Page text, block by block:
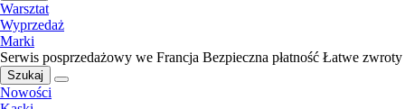
Warsztat
Wyprzedaż
Marki
Serwis posprzedażowy we Francja Bezpieczna płatność Łatwe zwroty
Szukaj
Nowości